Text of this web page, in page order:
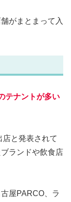
がまとまって入
テナントが多い
と発表されて
ランドや飲食店
屋PARCO、ラ